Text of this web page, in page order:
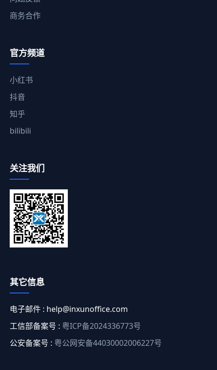
商务合作
官方频道
小红书
抖音
知乎
bilibili
关注我们
其它信息
电子邮件 : help@inxunoffice.com
工信部备案号 : 粤ICP备2024336773号
公安备案号 : 粤公网安备44030002006227号